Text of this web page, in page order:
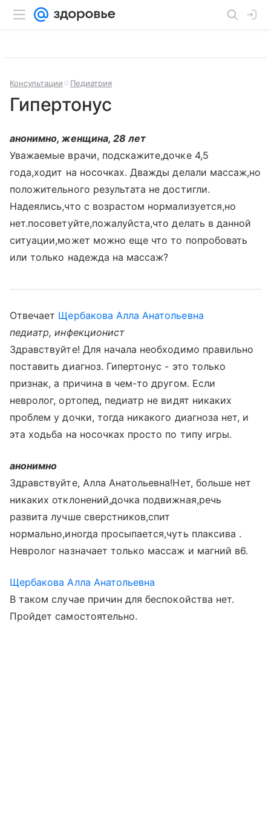
Консультации Педиатрия
Гипертонус
анонимно, женщина, 28 лет
Уважаемые врачи, подскажите,дочке 4,5
года,ходит на носочках. Дважды делали массаж,но
положительного результата не достигли.
Надеялись,что с возрастом нормализуется,но
нет.посоветуйте,пожалуйста,что делать в данной
ситуации,может можно еще что то попробовать
или только надежда на массаж?
Отвечает Щербакова Алла Анатольевна
педиатр, инфекционист
Здравствуйте! Для начала необходимо правильно
поставить диагноз. Гипертонус - это только
признак, а причина в чем-то другом. Если
невролог, ортопед, педиатр не видят никаких
проблем у дочки, тогда никакого диагноза нет, и
эта ходьба на носочках просто по типу игры.
анонимно
Здравствуйте, Алла Анатольевна!Нет, больше нет
никаких отклонений,дочка подвижная,речь
развита лучше сверстников,спит
нормально,иногда просыпается,чуть плаксива .
Невролог назначает только массаж и магний в6.
Щербакова Алла Анатольевна
В таком случае причин для беспокойства нет.
Пройдет самостоятельно.